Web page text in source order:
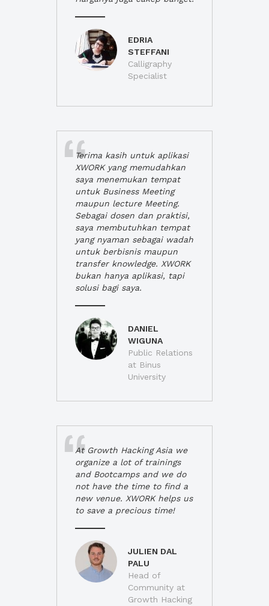
EDRIA
STEFFANI
Calligraphy
Specialist
Terima kasih untuk aplikasi
XWORK yang memudahkan
saya menemukan tempat
untuk Business Meeting
maupun lecture Meeting.
Sebagai dosen dan praktisi,
saya membutuhkan tempat
yang nyaman sebagai wadah
untuk berbisnis maupun
transfer knowledge. XWORK
bukan hanya aplikasi, tapi
solusi bagi saya.
DANIEL
WIGUNA
Public Relations
at Binus
University
At Growth Hacking Asia we
organize a lot of trainings
and Bootcamps and we do
not have the time to find a
new venue. XWORK helps us
to save a precious time!
JULIEN DAL
PALU
Head of
Community at
Growth Hacking